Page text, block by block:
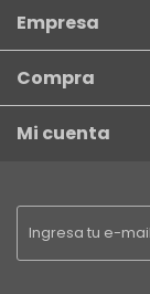
Empresa
Compra
Mi cuenta